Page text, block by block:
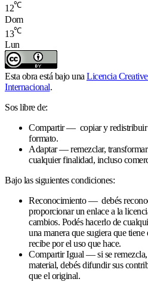
12℃
Dom
13℃
Lun
Esta obra está bajo una Licencia
Internacional.
Sos libre de:
Compartir — copiar y redistribuir
formato.
Adaptar — remezclar,
cualquier finalidad, incluso
Bajo las siguientes condiciones:
Reconocimiento — debés
proporcionar un enlace a la
cambios. Podés hacerlo de
una manera que sugiera que
recibe por el uso que hace.
Compartir Igual — si se
material, debés difundir sus
que el original.